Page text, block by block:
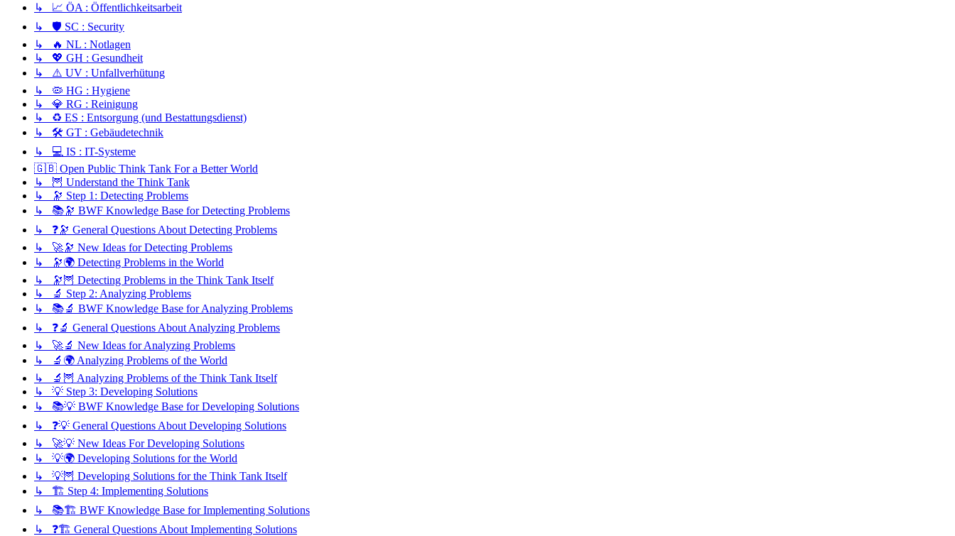
↳ 📈 ÖA : Öffentlichkeitsarbeit
↳ 🛡️ SC : Security
↳ 🔥 NL : Notlagen
↳ 💖 GH : Gesundheit
↳ ⚠️ UV : Unfallverhütung
↳ 🦠 HG : Hygiene
↳ 💎 RG : Reinigung
↳ ♻️ ES : Entsorgung (und Bestattungsdienst)
↳ 🛠️ GT : Gebäudetechnik
↳ 💻 IS : IT-Systeme
🇬🇧 Open Public Think Tank For a Better World
↳ 🦉 Understand the Think Tank
↳ 🔭 Step 1: Detecting Problems
↳ 📚🔭 BWF Knowledge Base for Detecting Problems
↳ ❓🔭 General Questions About Detecting Problems
↳ 🚀🔭 New Ideas for Detecting Problems
↳ 🔭🌍 Detecting Problems in the World
↳ 🔭🦉 Detecting Problems in the Think Tank Itself
↳ 🔬 Step 2: Analyzing Problems
↳ 📚🔬 BWF Knowledge Base for Analyzing Problems
↳ ❓🔬 General Questions About Analyzing Problems
↳ 🚀🔬 New Ideas for Analyzing Problems
↳ 🔬🌍 Analyzing Problems of the World
↳ 🔬🦉 Analyzing Problems of the Think Tank Itself
↳ 💡 Step 3: Developing Solutions
↳ 📚💡 BWF Knowledge Base for Developing Solutions
↳ ❓💡 General Questions About Developing Solutions
↳ 🚀💡 New Ideas For Developing Solutions
↳ 💡🌍 Developing Solutions for the World
↳ 💡🦉 Developing Solutions for the Think Tank Itself
↳ 🏗️ Step 4: Implementing Solutions
↳ 📚🏗️ BWF Knowledge Base for Implementing Solutions
↳ ❓🏗️ General Questions About Implementing Solutions